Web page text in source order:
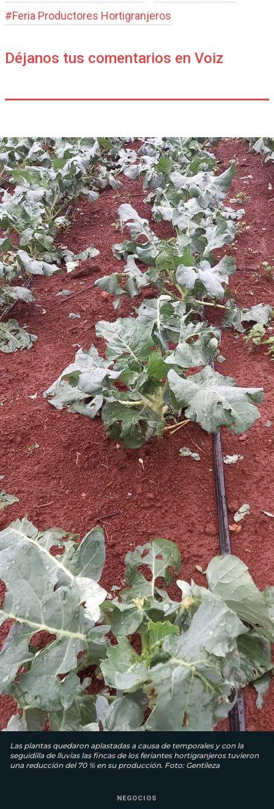
#Feria Productores Hortigranjeros
Déjanos tus comentarios en Voiz
Las plantas quedaron aplastadas a causa de temporales y con la
seguidilla de lluvias las fincas de los feriantes hortigranjeros tuvieron
una reducción del 70 % en su producción. Foto: Gentileza
NEGOCIOS